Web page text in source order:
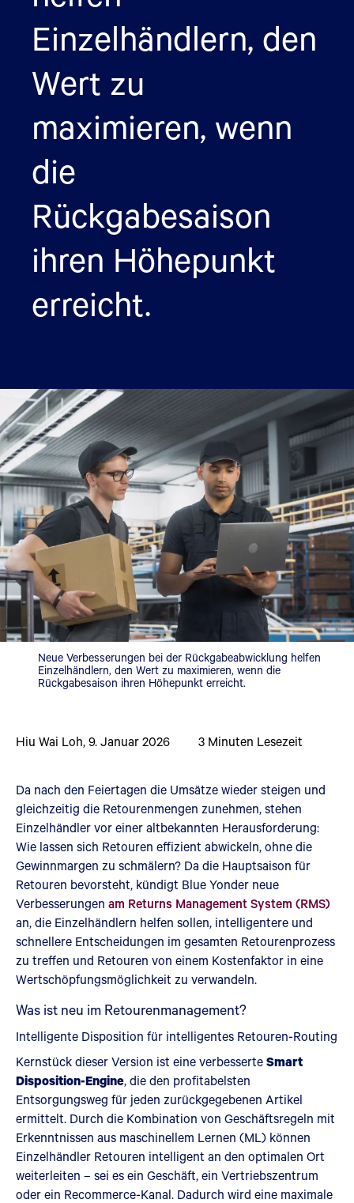
Einzelhändlern, den
Wert zu
maximieren, wenn
die
Rückgabesaison
ihren Höhepunkt
erreicht.
Neue Verbesserungen bei der Rückgabeabwicklung helfen
Einzelhändlern, den Wert zu maximieren, wenn die
Rückgabesaison ihren Höhepunkt erreicht.
Hiu Wai Loh,9. Januar 2026 3 Minuten Lesezeit
Da nach den Feiertagen die Umsätze wieder steigen und
gleichzeitig die Retourenmengen zunehmen, stehen
Einzelhändler vor einer altbekannten Herausforderung:
Wie lassen sich Retouren effizient abwickeln, ohne die
Gewinnmargen zu schmälern? Da die Hauptsaison für
Retouren bevorsteht, kündigt Blue Yonder neue
Verbesserungen am Returns Management System (RMS)
an, die Einzelhändlern helfen sollen, intelligentere und
schnellere Entscheidungen im gesamten Retourenprozess
zu treffen und Retouren von einem Kostenfaktor in eine
Wertschöpfungsmöglichkeit zu verwandeln.
Was ist neu im Retourenmanagement?
Intelligente Disposition für intelligentes Retouren-Routing
Kernstück dieser Version ist eine verbesserteSmart
Disposition-Engine, die den profitabelsten
Entsorgungsweg für jeden zurückgegebenen Artikel
ermittelt. Durch die Kombination von Geschäftsregeln mit
Erkenntnissen aus maschinellem Lernen (ML) können
Einzelhändler Retouren intelligent an den optimalen Ort
weiterleiten – sei es ein Geschäft, ein Vertriebszentrum
oder ein Recommerce-Kanal. Dadurch wird eine maximale